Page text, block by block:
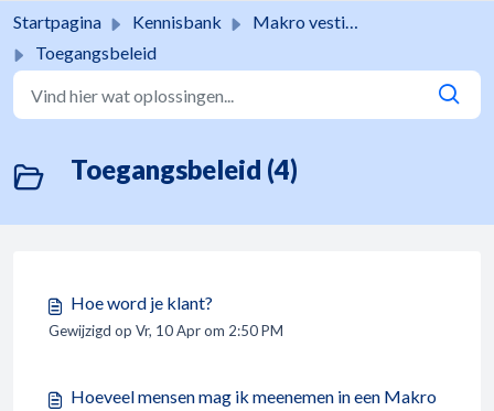
Startpagina Kennisbank
Makro vestigingen
Toegangsbeleid
Toegangsbeleid (4)
Hoe word je klant?
Gewijzigd op Vr, 10 Apr om 2:50 PM
Hoeveel mensen mag ik meenemen in een Makro